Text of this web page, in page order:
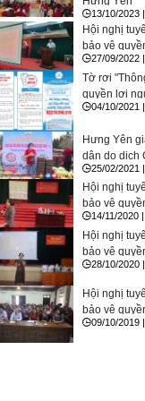
13/10/2023 |
Hội nghị
bảo vệ
2022
27/09/2022 |
Tờ rơi
quyền lợi
04/10/2021 |
Hưng Yên
dân do dịch
25/02/2021 |
Hội nghị
bảo vệ
phẩm hàng
(Huyện Kim
14/11/2020 |
Hội nghị
bảo vệ
phẩm hàng
28/10/2020 |
Hội nghị
bảo vệ
phẩm hàng
09/10/2019 |